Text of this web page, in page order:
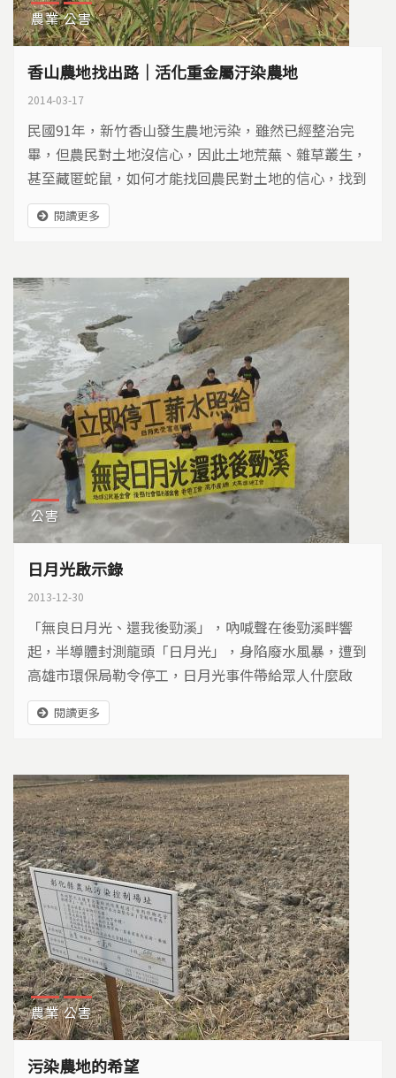
農業 公害
香山農地找出路｜活化重金屬汙染農地
2014-03-17
民國91年，新竹香山發生農地污染，雖然已經整治完
畢，但農民對土地沒信心，因此土地荒蕪、雜草叢生，
甚至藏匿蛇鼠，如何才能找回農民對土地的信心，找到
香山農地的未來…
閱讀更多
公害
日月光啟示錄
2013-12-30
「無良日月光、還我後勁溪」，吶喊聲在後勁溪畔響
起，半導體封測龍頭「日月光」，身陷廢水風暴，遭到
高雄市環保局勒令停工，日月光事件帶給眾人什麼啟
示？
閱讀更多
農業 公害
污染農地的希望